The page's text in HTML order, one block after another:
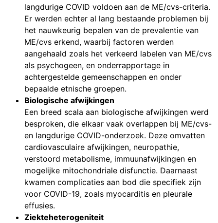
langdurige COVID voldoen aan de ME/cvs-criteria.
Er werden echter al lang bestaande problemen bij
het nauwkeurig bepalen van de prevalentie van
ME/cvs erkend, waarbij factoren werden
aangehaald zoals het verkeerd labelen van ME/cvs
als psychogeen, en onderrapportage in
achtergestelde gemeenschappen en onder
bepaalde etnische groepen.
Biologische afwijkingen
Een breed scala aan biologische afwijkingen werd
besproken, die elkaar vaak overlappen bij ME/cvs-
en langdurige COVID-onderzoek. Deze omvatten
cardiovasculaire afwijkingen, neuropathie,
verstoord metabolisme, immuunafwijkingen en
mogelijke mitochondriale disfunctie. Daarnaast
kwamen complicaties aan bod die specifiek zijn
voor COVID-19, zoals myocarditis en pleurale
effusies.
Ziekteheterogeniteit